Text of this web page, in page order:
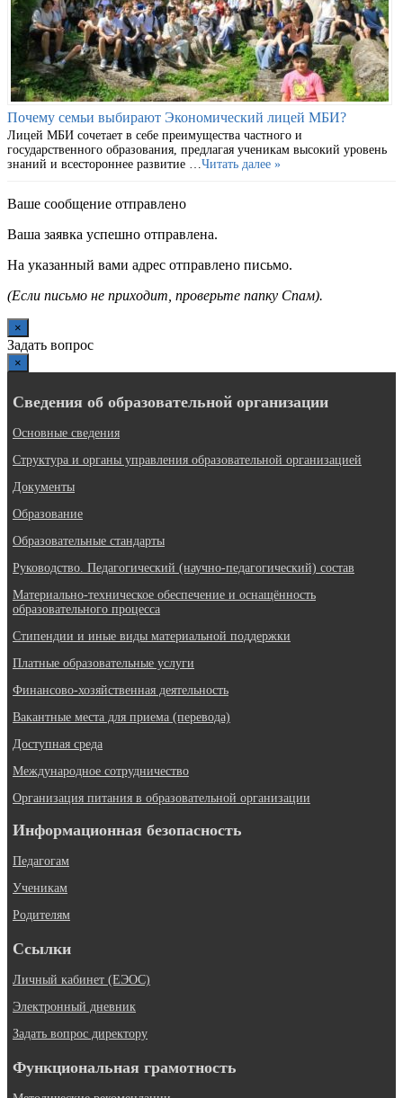
Почему семьи выбирают Экономический лицей МБИ?
Лицей МБИ сочетает в себе преимущества частного и
государственного образования, предлагая ученикам высокий уровень
знаний и всестороннее развитие … Читать далее »
Ваше сообщение отправлено
Ваша заявка успешно отправлена.
На указанный вами адрес отправлено письмо.
(Если письмо не приходит, проверьте папку Спам).
×
Задать вопрос
×
Сведения об образовательной организации
Основные сведения
Структура и органы управления образовательной организацией
Документы
Образование
Образовательные стандарты
Руководство. Педагогический (научно-педагогический) состав
Материально-техническое обеспечение и оснащённость
образовательного процесса
Стипендии и иные виды материальной поддержки
Платные образовательные услуги
Финансово-хозяйственная деятельность
Вакантные места для приема (перевода)
Доступная среда
Международное сотрудничество
Организация питания в образовательной организации
Информационная безопасность
Педагогам
Ученикам
Родителям
Ссылки
Личный кабинет (ЕЭОС)
Электронный дневник
Задать вопрос директору
Функциональная грамотность